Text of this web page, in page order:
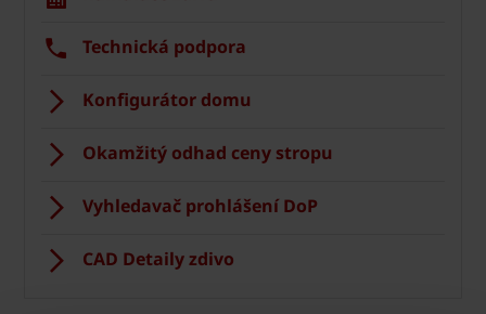
Technická podpora
Konfigurátor domu
Okamžitý odhad ceny stropu
Vyhledavač prohlášení DoP
CAD Detaily zdivo